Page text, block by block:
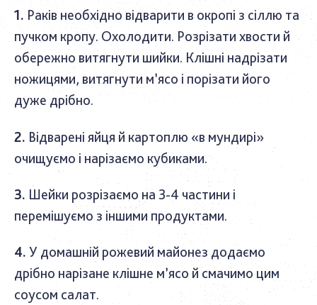
Раків необхідно відварити в окропі з сіллю та
пучком кропу. Охолодити. Розрізати хвости й
обережно витягнути шийки. Клішні надрізати
ножицями, витягнути м’ясо і порізати його
дуже дрібно.
Відварені яйця й картоплю «в мундирі»
очищуємо і нарізаємо кубиками.
Шейки розрізаємо на 3-4 частини і
перемішуємо з іншими продуктами.
У домашній рожевий майонез додаємо
дрібно нарізане клішне м’ясо й смачимо цим
соусом салат.